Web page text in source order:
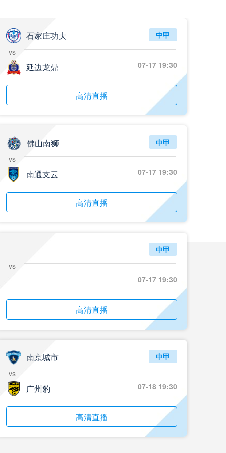
石家庄功夫
vs
延边龙鼎
中甲
07-17 19:30
高清直播
佛山南狮
vs
南通支云
中甲
07-17 19:30
高清直播
vs
中甲
07-17 19:30
高清直播
南京城市
vs
广州豹
中甲
07-18 19:30
高清直播